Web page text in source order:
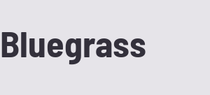
Bluegrass